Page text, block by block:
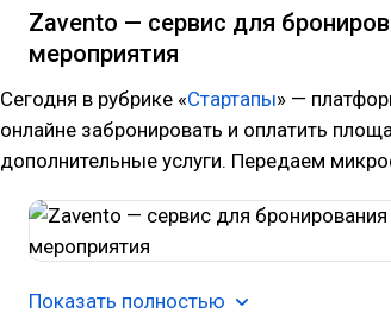
Zavento — сервис для
мероприятия
Сегодня в рубрике «Стартапы» —
онлайне забронировать и оплатить
дополнительные услуги. Передаем
Показать полностью